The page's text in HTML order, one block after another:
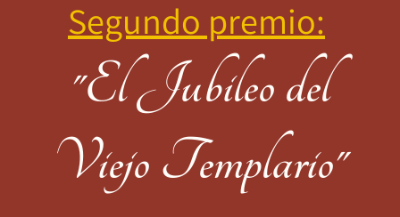
Segundo premio:
"El Jubileo del
Viejo Templario"